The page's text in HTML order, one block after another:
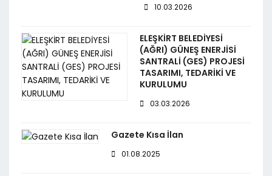
10.03.2026
ELEŞKİRT BELEDİYESİ
(AĞRI) GÜNEŞ ENERJİSİ
SANTRALİ (GES) PROJESİ
TASARIMI, TEDARİKİ VE
KURULUMU
03.03.2026
Gazete Kısa İlan
01.08.2025